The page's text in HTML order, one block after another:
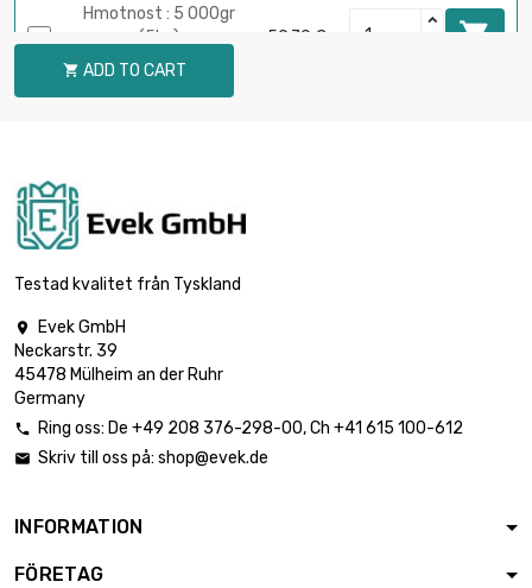
Hmotnost : 5 000gr
(5kg)
průměr : 1mm
59,79 € 
Hmotnost : 250gr
průměr : 0.8mm
Hmotnost : 500gr
(0.5kg)
Hmotnost : 1 000gr
Hmotnost : 2 000gr
 ADD TO CART
Testad kvalitet från Tyskland

Evek GmbH
Neckarstr. 39
45478 Mülheim an der Ruhr
Germany
 Ring oss: De +49 208 376-298-00, Ch +41 615 100-612
 Skriv till oss på: shop@evek.de
INFORMATION
FÖRETAG